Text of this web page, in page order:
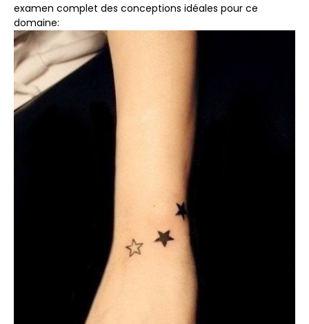
examen complet des conceptions idéales pour ce
domaine: